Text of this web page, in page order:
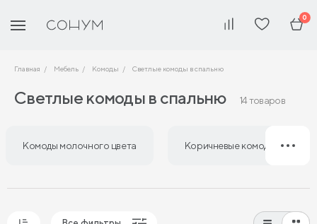
0
Главная Мебель Комоды Светлые комоды в спальню
Светлые комоды в спальню 14 товаров
Комоды молочного цвета Коричневые комоды в